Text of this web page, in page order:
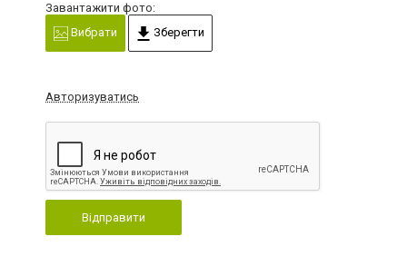
Завантажити фото:
Вибрати
Зберегти
Авторизуватись
Відправити